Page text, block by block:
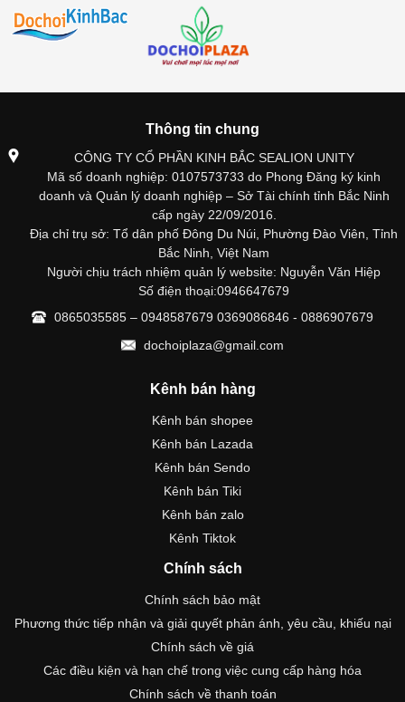
Thông tin chung
CÔNG TY CỔ PHẦN KINH BẮC SEALION UNITY
Mã số doanh nghiệp: 0107573733 do Phong Đăng ký kinh
doanh và Quản lý doanh nghiệp – Sở Tài chính tỉnh Bắc Ninh
cấp ngày 22/09/2016.
Địa chỉ trụ sở: Tổ dân phố Đông Du Núi, Phường Đào Viên, Tỉnh
Bắc Ninh, Việt Nam
Người chịu trách nhiệm quản lý website: Nguyễn Văn Hiệp
Số điện thoại:0946647679
0865035585 – 0948587679 0369086846 - 0886907679
dochoiplaza@gmail.com
Kênh bán hàng
Kênh bán shopee
Kênh bán Lazada
Kênh bán Sendo
Kênh bán Tiki
Kênh bán zalo
Kênh Tiktok
Chính sách
Chính sách bảo mật
Phương thức tiếp nhận và giải quyết phản ánh, yêu cầu, khiếu nại
Chính sách về giá
Các điều kiện và hạn chế trong việc cung cấp hàng hóa
Chính sách về thanh toán